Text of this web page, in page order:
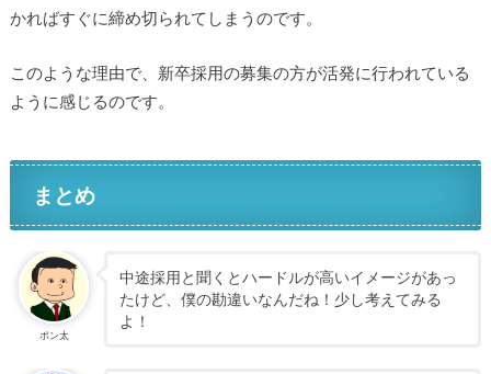
かればすぐに締め切られてしまうのです。
このような理由で、新卒採用の募集の方が活発に行われている
ように感じるのです。
まとめ
ポン太
中途採用と聞くとハードルが高いイメージがあっ
たけど、僕の勘違いなんだね！少し考えてみる
よ！